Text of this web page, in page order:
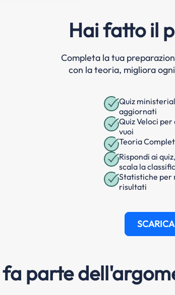
Hai fatto il
Completa la tua
con la teoria, migliora
Quiz
aggiornati
Quiz Veloci
vuoi
Teoria
Rispondi ai
scala la
Statistiche per
risultati
parte